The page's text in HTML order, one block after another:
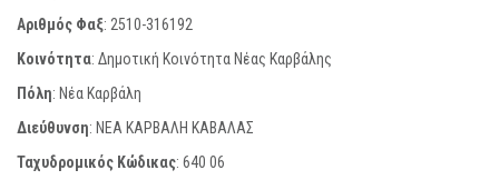
Αριθμός Φαξ: 2510-316192
Κοινότητα: Δημοτική Κοινότητα Νέας Καρβάλης
Πόλη: Νέα Καρβάλη
Διεύθυνση: ΝΕΑ ΚΑΡΒΑΛΗ ΚΑΒΑΛΑΣ
Ταχυδρομικός Κώδικας: 640 06